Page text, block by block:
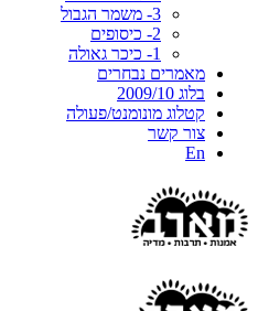
3- משמר הגבול
2- כיסופים
1- כיכר גאולה
מאמרים נבחרים
בלוג 2009/10
קטלוג מונומנט/פעולה
צור קשר
En